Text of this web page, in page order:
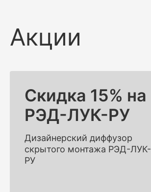
Акции
Скидка 15% на
РЭД-ЛУК-РУ
Дизайнерский диффузор
скрытого монтажа РЭД-ЛУК-
РУ